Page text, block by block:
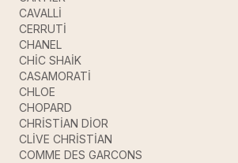
CAVALLİ
CERRUTİ
CHANEL
CHİC SHAİK
CASAMORATİ
CHLOE
CHOPARD
CHRİSTİAN DİOR
CLİVE CHRİSTİAN
COMME DES GARCONS